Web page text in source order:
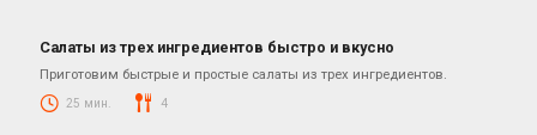
Салаты
Салаты из трех ингредиентов быстро и вкусно
Приготовим быстрые и простые салаты из трех ингредиентов.
25 мин. 4